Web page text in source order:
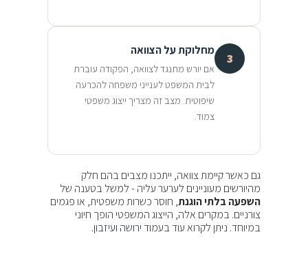
3
מחלוקת על הצוואה
אם יורש מתנגד לצוואה, הפקודה עוברת
לבית המשפט לענייני משפחה להכרעה
שיפוטית. מצב זה מצריך ייצוג משפטי
צמוד.
גם כאשר קיימת צוואה, ייתכנו מצבים בהם חלק
מהיורשים מעוניינים לערער עליה - למשל בטענה של
השפעה בלתי הוגנת, חוסר כשרות משפטית, או פגמים
צורניים. במקרים אלה, הייצוג המשפטי הופך חיוני
במיוחד. ניתן לקרוא עוד בעמוד ירושה ועיזבון.